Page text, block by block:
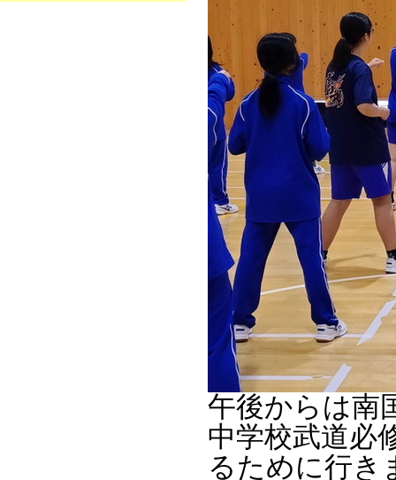
午後からは南
中学校武道必
るために行き